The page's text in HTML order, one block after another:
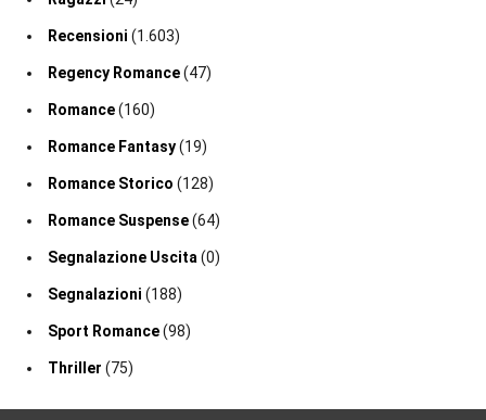
Recensioni (1.603)
Regency Romance(47)
Romance(160)
Romance Fantasy(19)
Romance Storico (128)
Romance Suspense(64)
Segnalazione Uscita (0)
Segnalazioni (188)
Sport Romance(98)
Thriller (75)